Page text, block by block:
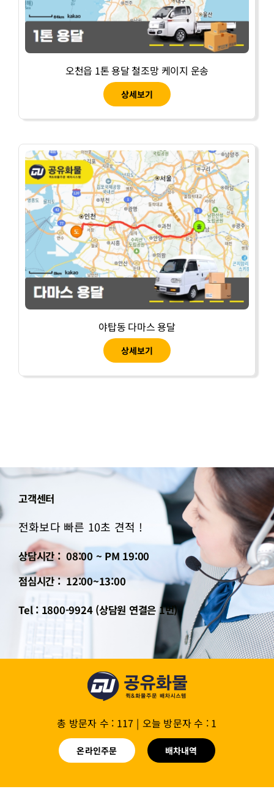
오천읍 1톤 용달 철조망 케이지 운송
상세보기
야탑동 다마스 용달
상세보기
고객센터
전화보다 빠른 10초 견적 !
상담시간 : 08:00 ~ PM 19:00
점심시간 : 12:00~13:00
Tel : 1800-9924 (상담원 연결은 1번)
총 방문자 수 : 117 | 오늘 방문자 수 : 1
온라인주문 배차내역